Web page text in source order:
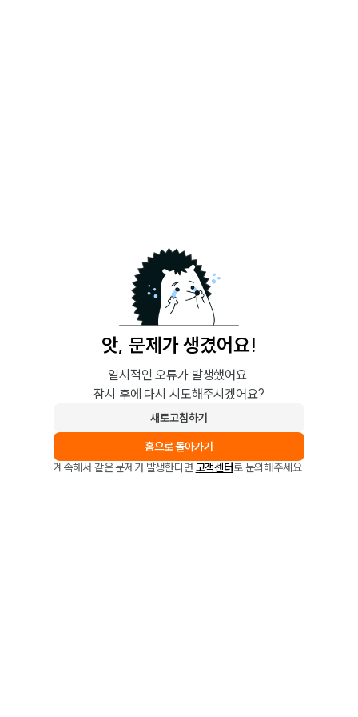
앗, 문제가 생겼어요!
일시적인 오류가 발생했어요.
잠시 후에 다시 시도해주시겠어요?
새로고침하기
홈으로 돌아가기
계속해서 같은 문제가 발생한다면 고객센터로 문의해주세요.